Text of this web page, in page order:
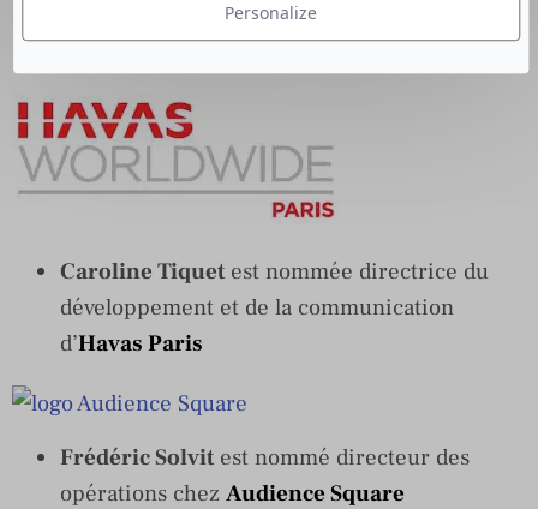
Jean-Michel Neyretest nommé directeur
général deFullsix Group France
Caroline Tiquetest nommée directrice du
développement et de la communication
d’Havas Paris
Frédéric Solvitest nommé directeur des
opérations chez Audience Square
Personalize